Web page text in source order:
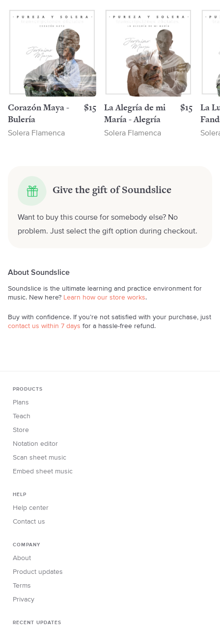
Corazón Maya -
Bulería
$15
Solera Flamenca
La Alegría de mi
María - Alegría
$15
Solera Flamenca
La
Give the gift of Soundslice
Want to buy this course for somebody else? No
problem. Just select the gift option during checkout.
About Soundslice
Soundslice is the ultimate learning and practice environment for
music. New here? Learn how our store works.
Buy with confidence. If you’re not satisfied with your purchase, just
contact us within 7 days for a hassle-free refund.
PRODUCTS
Plans
Teach
Store
Notation editor
Scan sheet music
Embed sheet music
HELP
Help center
Contact us
COMPANY
About
Product updates
Terms
Privacy
RECENT UPDATES